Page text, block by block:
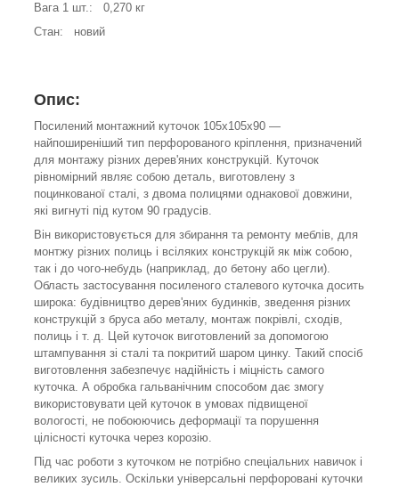
Вага 1 шт.: 0,270 кг
Стан: новий
Опис:
Посилений монтажний куточок 105х105х90 —
найпоширеніший тип перфорованого кріплення, призначений
для монтажу різних дерев'яних конструкцій. Куточок
рівномірний являє собою деталь, виготовлену з
поцинкованої сталі, з двома полицями однакової довжини,
які вигнуті під кутом 90 градусів.
Він використовується для збирання та ремонту меблів, для
монтжу різних полиць і всіляких конструкцій як між собою,
так і до чого-небудь (наприклад, до бетону або цегли).
Область застосування посиленого сталевого куточка досить
широка: будівництво дерев'яних будинків, зведення різних
конструкцій з бруса або металу, монтаж покрівлі, сходів,
полиць і т. д. Цей куточок виготовлений за допомогою
штампування зі сталі та покритий шаром цинку. Такий спосіб
виготовлення забезпечує надійність і міцність самого
куточка. А обробка гальванічним способом дає змогу
використовувати цей куточок в умовах підвищеної
вологості, не побоюючись деформації та порушення
цілісності куточка через корозію.
Під час роботи з куточком не потрібно спеціальних навичок і
великих зусиль. Оскільки універсальні перфоровані куточки